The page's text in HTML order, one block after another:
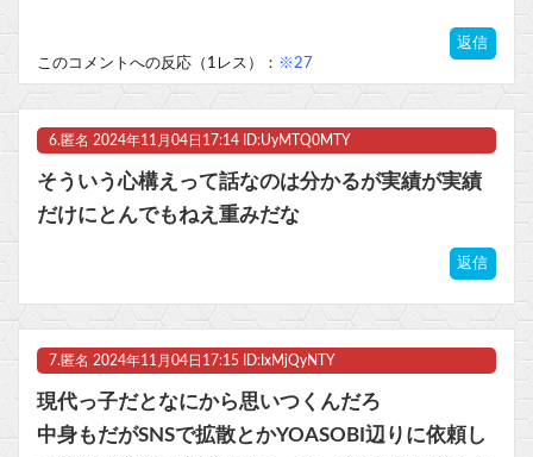
返信
このコメントへの反応（1レス）： ※27
6. 匿名 2024年11月04日17:14 ID:UyMTQ0MTY
そういう心構えって話なのは分かるが実績が実績
だけにとんでもねえ重みだな
返信
7. 匿名 2024年11月04日17:15 ID:IxMjQyNTY
現代っ子だとなにから思いつくんだろ
中身もだがSNSで拡散とかYOASOBI辺りに依頼し